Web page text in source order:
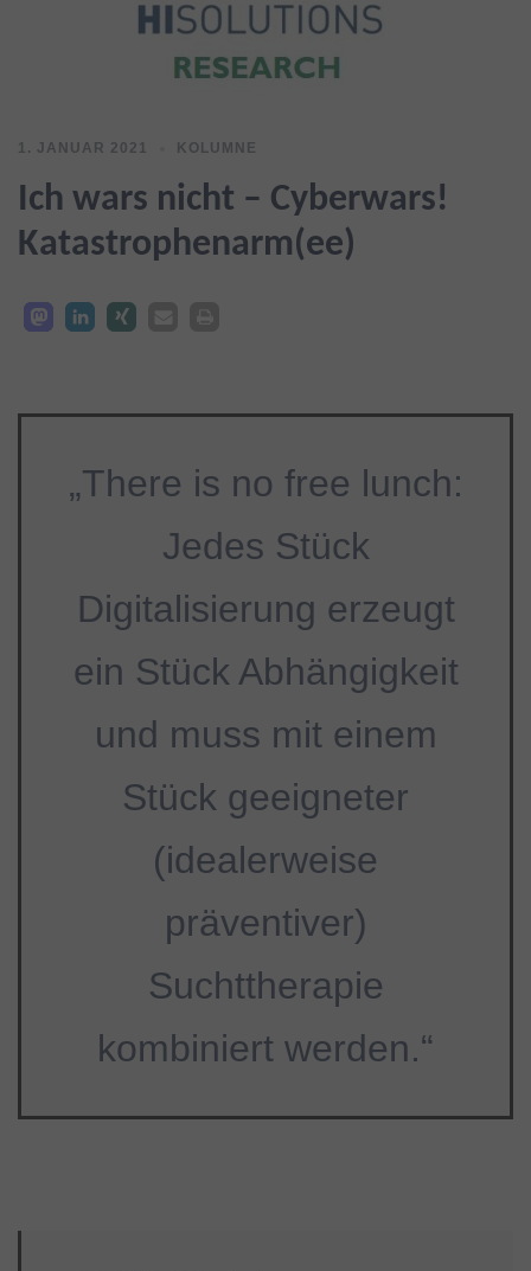
1. JANUAR 2021 KOLUMNE
Ich wars nicht – Cyberwars!
Katastrophenarm(ee)
„There is no free lunch:
Jedes Stück
Digitalisierung erzeugt
ein Stück Abhängigkeit
und muss mit einem
Stück geeigneter
(idealerweise
präventiver)
Suchttherapie
kombiniert werden.“